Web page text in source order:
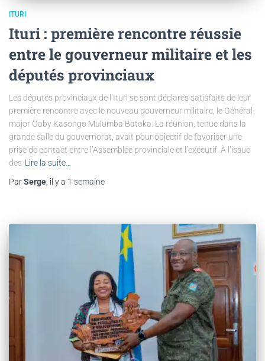
ITURI
Ituri : première rencontre réussie
entre le gouverneur militaire et les
députés provinciaux
Les députés provinciaux de l’Ituri se sont déclarés satisfaits de leur
première rencontre avec le nouveau gouverneur militaire, le Général-
major Gaby Kasongo Mulumba Batoka. La réunion, tenue dans la
grande salle du gouvernorat, avait pour objectif de favoriser une
prise de contact entre l’Assemblée provinciale et l’exécutif. À l’issue
des Lire la suite…
ParSerge , il y a 1 semaine